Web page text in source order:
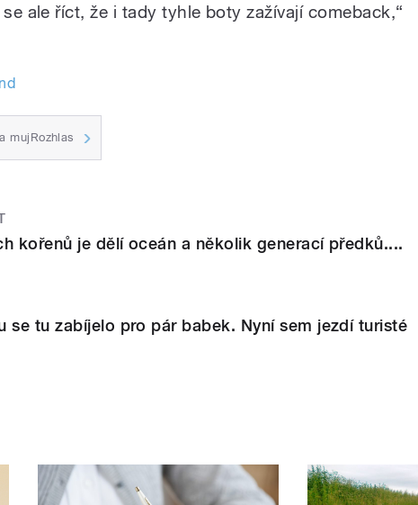
ale říct, že i tady tyhle boty zažívají comeback,“
mujRozhlas
kořenů je dělí oceán a několik generací předků....
se tu zabíjelo pro pár babek. Nyní sem jezdí turisté